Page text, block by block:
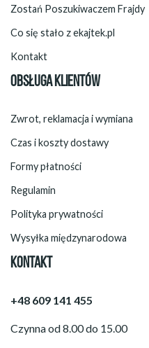
Zostań Poszukiwaczem Frajdy
Co się stało z ekajtek.pl
Kontakt
OBSŁUGA KLIENTÓW
Zwrot, reklamacja i wymiana
Czas i koszty dostawy
Formy płatności
Regulamin
Polityka prywatności
Wysyłka międzynarodowa
KONTAKT
+48 609 141 455
Czynna od 8.00 do 15.00